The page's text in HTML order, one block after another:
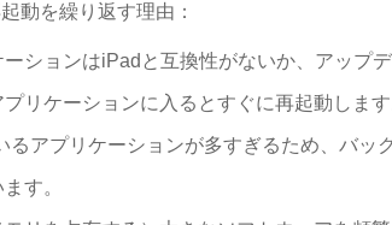
動を繰り返す理由：
ションはiPadと互換性がないか、アップ
リケーションに入るとすぐに再起動します
るアプリケーションが多すぎるため、バ
す。